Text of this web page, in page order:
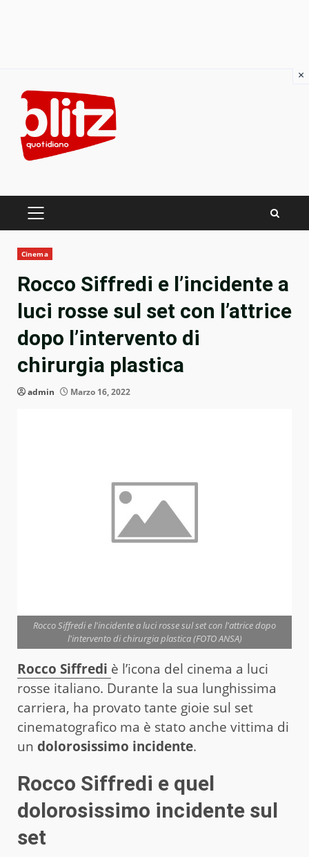
content
PRIMARY
Cinema
Rocco Siffredi e l’incidente a
luci rosse sul set con l’attrice
dopo l’intervento di
chirurgia plastica
admin Marzo 16, 2022
Rocco Siffredi e l'incidente a luci rosse sul set con l'attrice dopo
l'intervento di chirurgia plastica (FOTO ANSA)
Rocco Siffredi è l’icona del cinema a luci
rosse italiano. Durante la sua lunghissima
carriera, ha provato tante gioie sul set
cinematografico ma è stato anche vittima di
un dolorosissimo incidente.
Rocco Siffredi e quel
dolorosissimo incidente sul
set
×